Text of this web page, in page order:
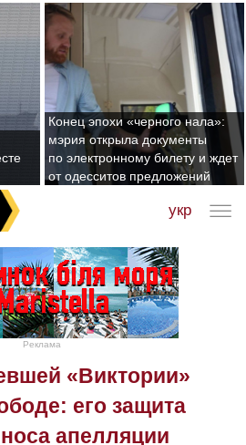
Конец эпохи «черного нала»:
мэрия открыла документы
по электронному билету и ждет
от одесситов предложений
укр
Реклама
«Виктории»
его защита
апелляции